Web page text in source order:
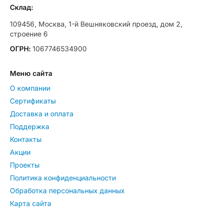
Склад:
109456, Москва, 1-й Вешняковский проезд, дом 2,
строение 6
ОГРН: 1067746534900
Меню сайта
О компании
Сертификаты
Доставка и оплата
Поддержка
Контакты
Акции
Проекты
Политика конфиденциальности
Обработка персональных данных
Карта сайта